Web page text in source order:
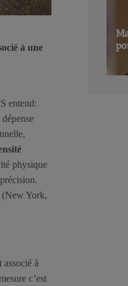
à une
entend:
physique
(New York,
associé à
c’est